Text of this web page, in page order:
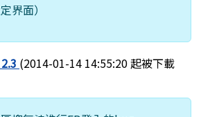
界面）
(2014-01-14 14:55:20 起被下載